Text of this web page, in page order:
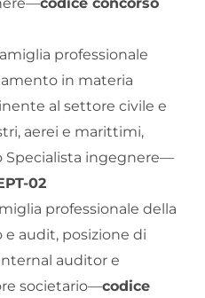
professionale
in materia
al settore civile e
aerei e marittimi,
Specialista ingegnere—
02
professionale della
e audit, posizione di
auditor e
societario—codice